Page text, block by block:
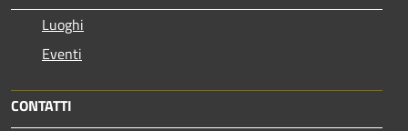
Luoghi
Eventi
CONTATTI